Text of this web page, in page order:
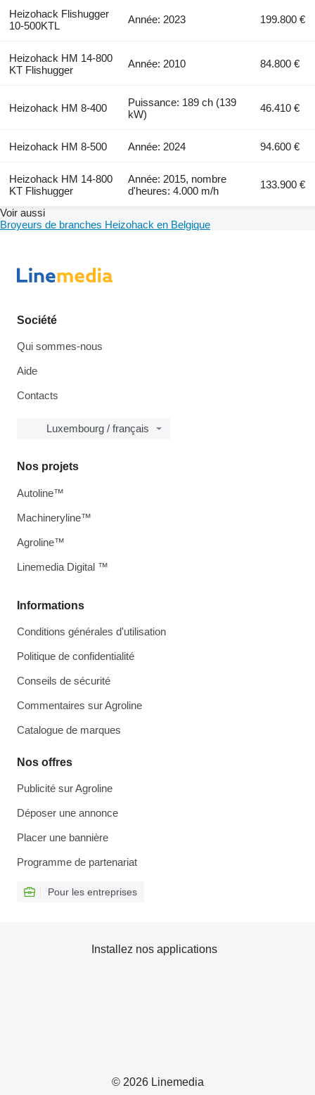
Heizohack Flishugger
10-500KTL
Année: 2023 199.800 €
Heizohack HM 14-800
KT Flishugger
Année: 2010 84.800 €
Heizohack HM 8-400
Puissance: 189 ch (139
kW)
46.410 €
Heizohack HM 8-500 Année: 2024 94.600 €
Heizohack HM 14-800
KT Flishugger
Année: 2015, nombre
d'heures: 4.000 m/h
133.900 €
Voir aussi
Broyeurs de branches Heizohack en Belgique
Société
Qui sommes-nous
Aide
Contacts
Luxembourg / français
Informations
Conditions générales d'utilisation
Politique de confidentialité
Conseils de sécurité
Commentaires sur Agroline
Catalogue de marques
Nos offres
Publicité sur Agroline
Déposer une annonce
Placer une bannière
Programme de partenariat
Pour les entreprises
Nos projets
Autoline™
Machineryline™
Agroline™
Linemedia Digital ™
© 2026 Linemedia
Installez nos applications